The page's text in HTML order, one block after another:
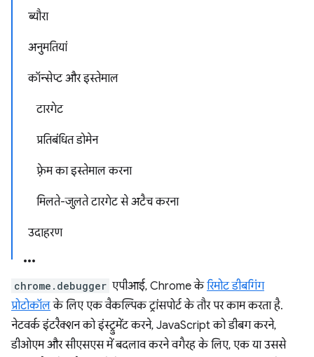
ब्यौरा
अनुमतियां
कॉन्सेप्ट और इस्तेमाल
टारगेट
प्रतिबंधित डोमेन
फ़्रेम का इस्तेमाल करना
मिलते-जुलते टारगेट से अटैच करना
उदाहरण
chrome.debugger एपीआई, Chrome केरिमोट डीबगिंग
प्रोटोकॉलके लिए एक वैकल्पिक ट्रांसपोर्ट के तौर पर काम करता है.
नेटवर्क इंटरैक्शन को इंस्ट्रुमेंट करने, JavaScript को डीबग करने,
डीओएम और सीएसएस में बदलाव करने वगैरह के लिए, एक या उससे